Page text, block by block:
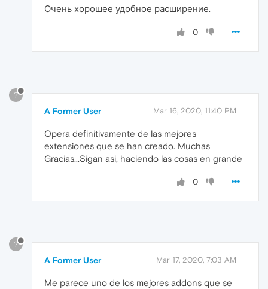
Очень хорошее удобное расширение.
0
?
A Former User Mar 16, 2020, 11:40 PM
Opera definitivamente de las mejores
extensiones que se han creado. Muchas
Gracias...Sigan asi, haciendo las cosas en grande
0
?
A Former User Mar 17, 2020, 7:03 AM
Me parece uno de los mejores addons que se